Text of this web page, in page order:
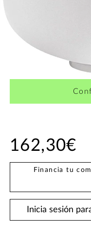
162,30€
Financia tu
Inicia sesión